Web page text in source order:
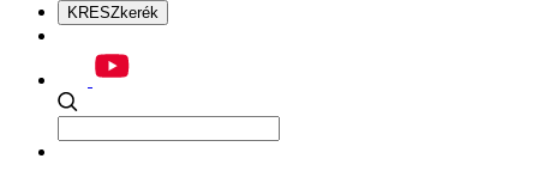
KRESZkerék